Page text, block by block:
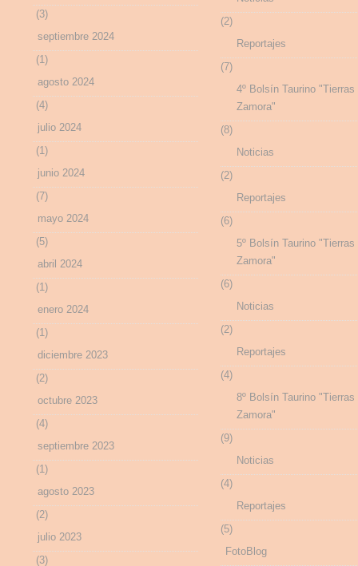
(3)
septiembre 2024
(1)
agosto 2024
(4)
julio 2024
(1)
junio 2024
(7)
mayo 2024
(5)
abril 2024
(1)
enero 2024
(1)
diciembre 2023
(2)
octubre 2023
(4)
septiembre 2023
(1)
agosto 2023
(2)
julio 2023
(3)
(2)
Reportajes
(7)
4º Bolsín Taurino "Tierras
Zamora"
(8)
Noticias
(2)
Reportajes
(6)
5º Bolsín Taurino "Tierras
Zamora"
(6)
Noticias
(2)
Reportajes
(4)
8º Bolsín Taurino "Tierras
Zamora"
(9)
Noticias
(4)
Reportajes
(5)
FotoBlog